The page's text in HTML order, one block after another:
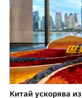
Китай ускорява